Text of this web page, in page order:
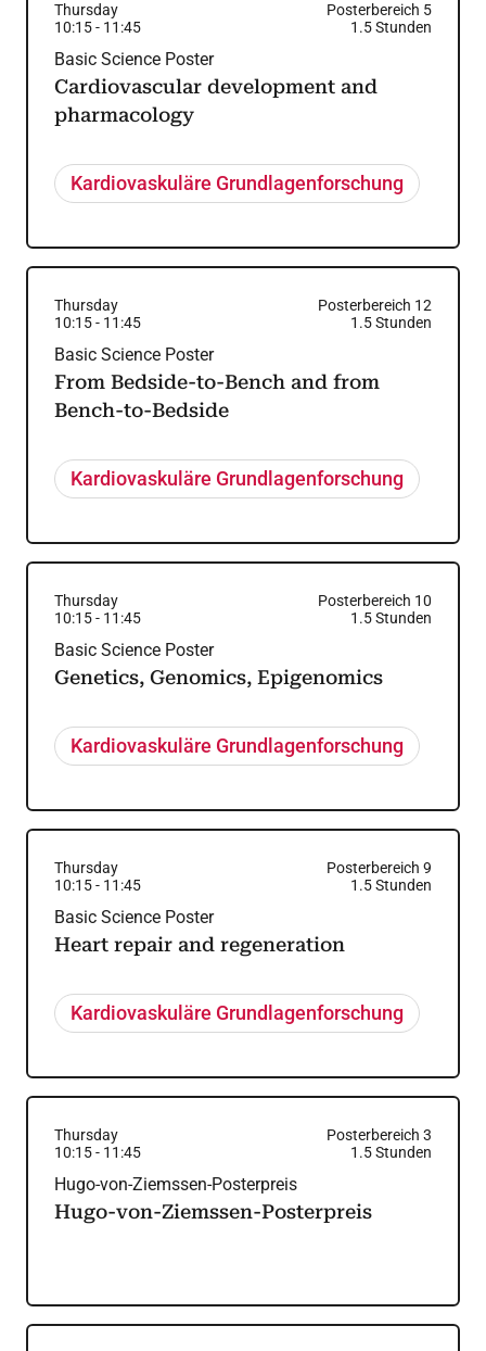
Thursday
Posterbereich 5
10:15- 11:45 1.5Stunden
Basic Science Poster
Cardiovascular development and
pharmacology
Kardiovaskuläre Grundlagenforschung
Thursday
Posterbereich 12
10:15- 11:45 1.5Stunden
Basic Science Poster
From Bedside-to-Bench and from
Bench-to-Bedside
Kardiovaskuläre Grundlagenforschung
Thursday
Posterbereich 10
10:15- 11:45 1.5Stunden
Basic Science Poster
Genetics, Genomics, Epigenomics
Kardiovaskuläre Grundlagenforschung
Thursday
Posterbereich 9
10:15- 11:45 1.5Stunden
Basic Science Poster
Heart repair and regeneration
Kardiovaskuläre Grundlagenforschung
Thursday
Posterbereich 3
10:15- 11:45 1.5Stunden
Hugo-von-Ziemssen-Posterpreis
Hugo-von-Ziemssen-Posterpreis